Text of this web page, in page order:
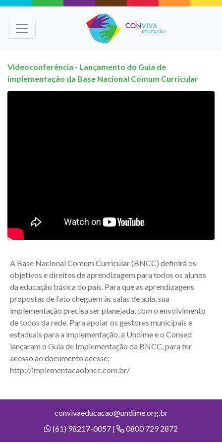
Videoconferência - Lançamento do Guia de
implementação da Base Nacional Comum Curricular
A Base Nacional Comum Curricular (BNCC) definirá os
objetivos e direitos de aprendizagem para todos os alunos
da educação básica do país. Para que as aprendizagens
propostas de fato cheguem às salas de aula, sua
implementação precisa ser planejada, com o envolvimento
de todos da rede. Para apoiar os gestores municipais e
estaduais para a implementação, a Undime e o Consed
lançaram o Guia de Implementação da BNCC, para ter
acesso ao documento acesse:
http://implementacaobncc.com.br/
convivaeducacao@undime.org.br
(61) 98217-0057 |
0800 729 2872